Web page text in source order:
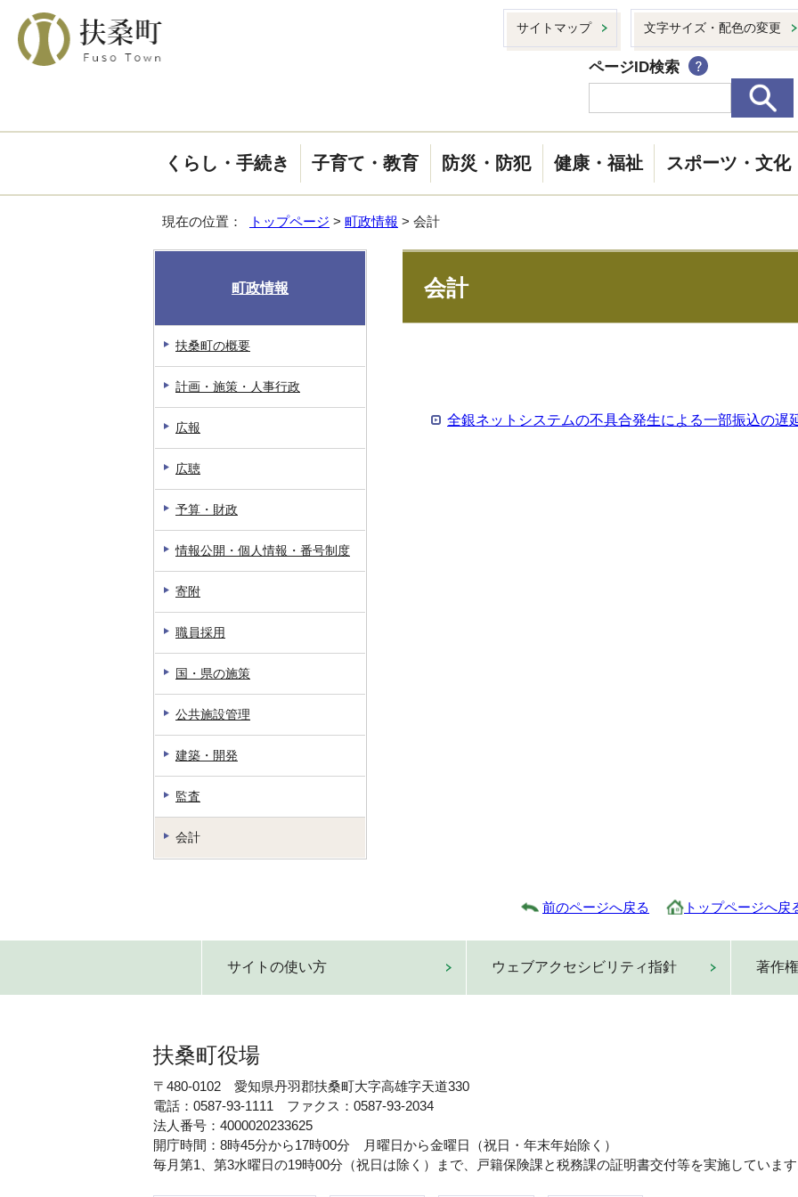
サイトマップ 文字サイズ・配色の変更
ページID検索
くらし・手続き 子育て・教育 防災・防犯 健康・福祉 スポーツ・文化
現在の位置： トップページ > 町政情報 > 会計
会計
全銀ネットシステムの不具合発生による一部振込の遅
町政情報
扶桑町の概要
計画・施策・人事行政
広報
広聴
予算・財政
情報公開・個人情報・番号制度
寄附
職員採用
国・県の施策
公共施設管理
建築・開発
監査
会計
前のページへ戻る トップページへ戻
サイトの使い方 ウェブアクセシビリティ指針 著作
扶桑町役場
〒480-0102 愛知県丹羽郡扶桑町大字高雄字天道330
電話：0587-93-1111 ファクス：0587-93-2034
法人番号：4000020233625
開庁時間：8時45分から17時00分 月曜日から金曜日（祝日・年末年始除く）
毎月第1、第3水曜日の19時00分（祝日は除く）まで、戸籍保険課と税務課の証明書交付等を実施しています